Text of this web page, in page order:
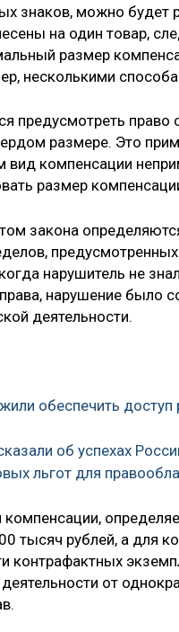
знаков, можно будет
на один товар,
размер
несколькими
предусмотреть
размере. Это
вид компенсации
размер
закона
нарушитель не
нарушение было
деятельности.
обеспечить
об успехах
льгот для
компенсации,
тысяч рублей, а для
контрафактных
деятельности от